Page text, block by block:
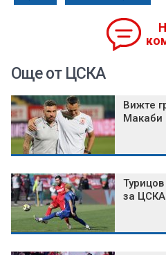
Още от ЦСКА
Вижте
Макаби
за